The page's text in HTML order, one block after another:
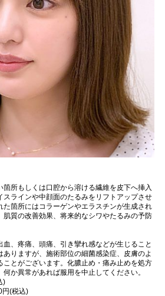
所もしくは口腔から溶ける繊維を皮下へ挿入
スラインや中顔面のたるみをリフトアップさせ
た箇所にはコラーゲンやエラスチンが生成され
肌質の改善効果、将来的なシワやたるみの予防
血、疼痛、頭痛、引き攣れ感などが生じること
りますが、施術部位の細菌感染症、皮膚のよ
ことがございます。化膿止め・痛み止めを処方
か異常があれば服用を中止してください。
)
円(税込)